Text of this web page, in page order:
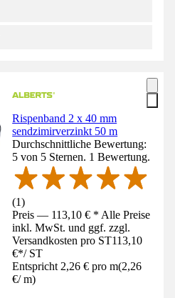
Rispenband 2 x 40 mm
sendzimirverzinkt 50 m
Durchschnittliche Bewertung:
5 von 5 Sternen. 1 Bewertung.
(1)
Preis — 113,10 € * Alle Preise
inkl. MwSt. und ggf. zzgl.
Versandkosten pro ST113,10
€*/ ST
Entspricht 2,26 € pro m(2,26
€/ m)